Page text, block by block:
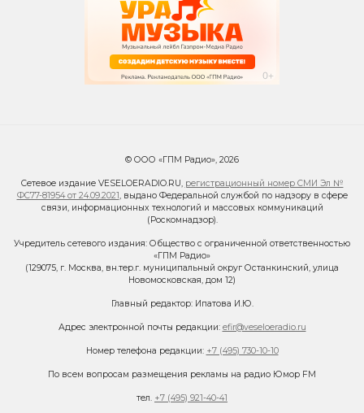
© ООО «ГПМ Радио», 2026
Сетевое издание VESELOERADIO.RU, регистрационный номер СМИ Эл №
ФС77-81954 от 24.09.2021, выдано Федеральной службой по надзору в сфере
связи, информационных технологий и массовых коммуникаций
(Роскомнадзор).
Учредитель сетевого издания: Общество с ограниченной ответственностью
«ГПМ Радио»
(129075, г. Москва, вн.тер.г. муниципальный округ Останкинский, улица
Новомосковская, дом 12)
Главный редактор: Ипатова И.Ю.
Адрес электронной почты редакции: efir@veseloeradio.ru
Номер телефона редакции: +7 (495) 730-10-10
По всем вопросам размещения рекламы на радио Юмор FM
тел. +7 (495) 921-40-41